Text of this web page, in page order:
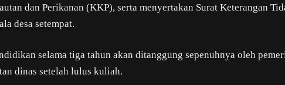
dan Perikanan (KKP), serta menyertakan Surat Keterangan
desa setempat.
selama tiga tahun akan ditanggung sepenuhnya oleh
dinas setelah lulus kuliah.